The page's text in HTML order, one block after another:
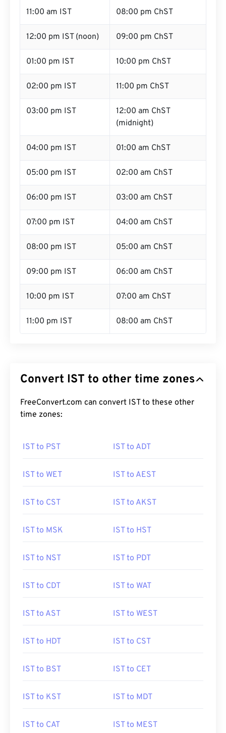
11:00 am IST 08:00 pm ChST
12:00 pm IST (noon) 09:00 pm ChST
01:00 pm IST 10:00 pm ChST
02:00 pm IST 11:00 pm ChST
03:00 pm IST
12:00 am ChST
(midnight)
04:00 pm IST 01:00 am ChST
05:00 pm IST 02:00 am ChST
06:00 pm IST 03:00 am ChST
07:00 pm IST 04:00 am ChST
08:00 pm IST 05:00 am ChST
09:00 pm IST 06:00 am ChST
10:00 pm IST 07:00 am ChST
11:00 pm IST 08:00 am ChST
Convert IST to other time zones
FreeConvert.com can convert IST to these other
time zones:
IST to PST IST to ADT
IST to WET IST to AEST
IST to CST IST to AKST
IST to MSK IST to HST
IST to NST IST to PDT
IST to CDT IST to WAT
IST to AST IST to WEST
IST to HDT IST to CST
IST to BST IST to CET
IST to KST IST to MDT
IST to CAT IST to MEST